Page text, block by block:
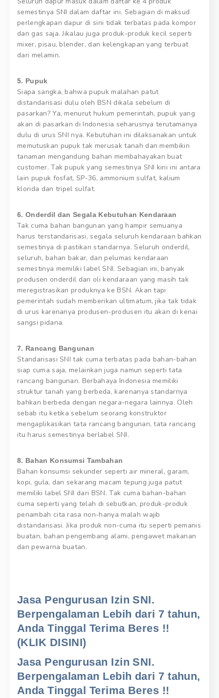
semestinya SNI dalam daftar ini. Sebagian di maksud
perlengkapan dapur di sini tidak terbatas pada kompor
dan gas saja. Jikalau juga produk-produk kecil seperti
mixer, pisau, blender, dan kelengkapan yang terbuat
dari melamin.
5. Pupuk
Siapa sangka, bahwa pupuk malahan patut
distandarisasi dulu oleh BSN dikala sebelum di
pasarkan? Ya, menurut hukum pemerintah, pupuk yang
akan di pasarkan di Indonesia seharusnya terutamanya
dulu di urus SNI nya. Kebutuhan ini dilaksanakan untuk
memutuskan pupuk tak merusak tanah dan membikin
tanaman mengandung bahan membahayakan buat
customer. Tak pupuk yang semestinya SNI kini ini antara
lain pupuk fosfat, SP-36, ammonium sulfat, kalium
klorida dan tripel sulfat.
6. Onderdil dan Segala Kebutuhan Kendaraan
Tak cuma bahan bangunan yang hampir semuanya
harus terstandarisasi, segala seluruh kendaraan bahkan
semestinya di pastikan standarnya. Seluruh onderdil,
seluruh, bahan bakar, dan pelumas kendaraan
semestinya memiliki label SNI. Sebagian ini, banyak
produsen onderdil dan oli kendaraan yang masih tak
meregistrasikan produknya ke BSN. Akan tapi
pemerintah sudah memberikan ultimatum, jika tak tidak
di urus karenanya produsen-produsen itu akan di kenai
sangsi pidana.
7. Rancang Bangunan
Standarisasi SNI tak cuma terbatas pada bahan-bahan
siap cuma saja, melainkan juga namun seperti tata
rancang bangunan. Berbahaya Indonesia memiliki
struktur tanah yang berbeda, karenanya standarnya
bahkan berbeda dengan negara-negara lainnya. Oleh
sebab itu ketika sebelum seorang konstruktor
mengaplikasikan tata rancang bangunan, tata rancang
itu harus semestinya berlabel SNI.
8. Bahan Konsumsi Tambahan
Bahan konsumsi sekunder seperti air mineral, garam,
kopi, gula, dan sekarang macam tepung juga patut
memiliki label SNI dari BSN. Tak cuma bahan-bahan
cuma seperti yang telah di sebutkan, produk-produk
penambah cita rasa non-hanya malah wajib
distandarisasi. Jika produk non-cuma itu seperti pemanis
buatan, bahan pengembang alami, pengawet makanan
dan pewarna buatan.
Jasa Pengurusan Izin SNI.
Berpengalaman Lebih dari 7 tahun,
Anda Tinggal Terima Beres !!
(KLIK DISINI)
Jasa Pengurusan Izin SNI.
Berpengalaman Lebih dari 7 tahun,
Anda Tinggal Terima Beres !!